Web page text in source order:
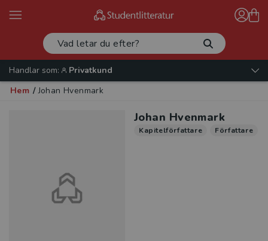
Handlar som:
Privatkund
Hem / Johan Hvenmark
Johan Hvenmark
Kapitelförfattare Författare